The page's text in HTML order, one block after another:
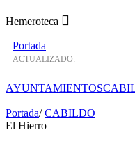
Hemeroteca
Portada
ACTUALIZADO:
AYUNTAMIENTOS
Portada/ CABILDO
El Hierro